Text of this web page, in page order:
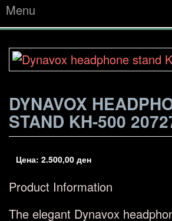
Menu
DYNAVOX
STAND KH-500
Цена: 2.500,00 ден
Product Information
The elegant Dynavox